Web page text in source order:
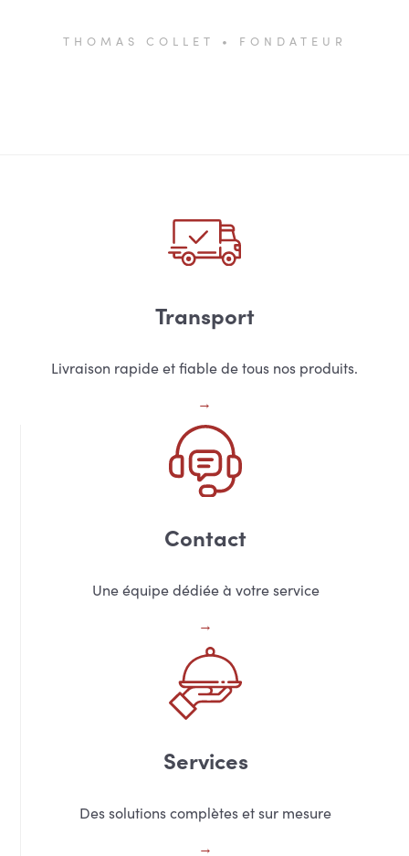
THOMAS COLLET • FONDATEUR
Transport
Livraison rapide et fiable de tous nos produits.
Contact
Une équipe dédiée à votre service
Services
Des solutions complètes et sur mesure